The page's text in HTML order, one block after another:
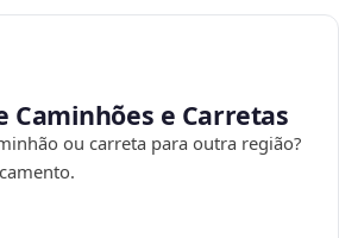
Caminhões e Carretas
ou carreta para outra região?